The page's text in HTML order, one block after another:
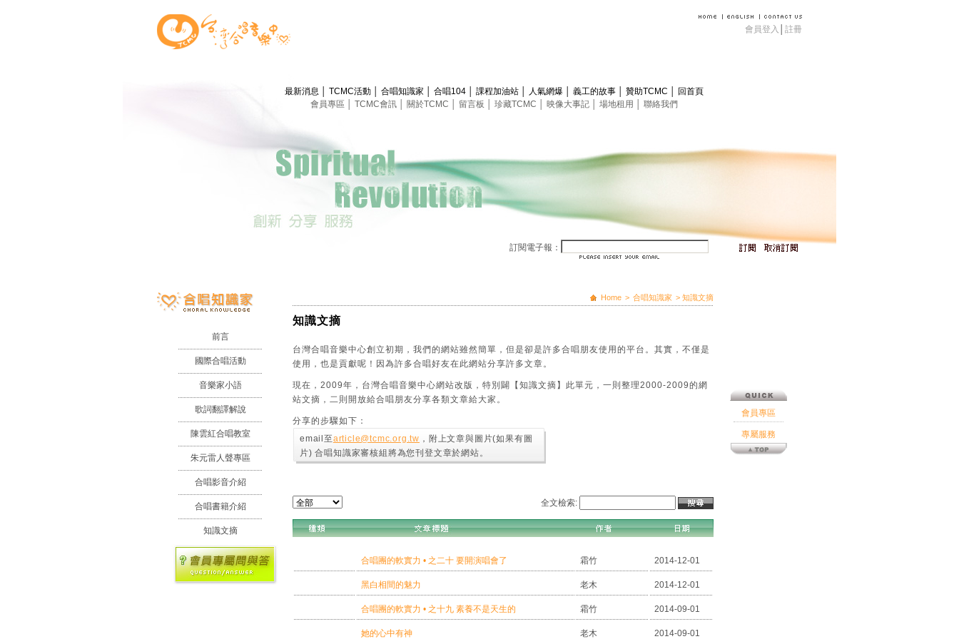
註冊
會員登入
最新消息 TCMC活動 合唱知識家 合唱104 課程加油站 人氣網爆 義工的故事 贊助TCMC
回首頁
會員專區
TCMC會訊 關於TCMC 留言板 珍藏TCMC 映像大事記 場地租用 聯絡我們
訂閱電子報：
前言
國際合唱活動
音樂家小語
歌詞翻譯解說
陳雲紅合唱教室
朱元雷人聲專區
合唱影音介紹
合唱書籍介紹
知識文摘
Home > 合唱知識家 > 知識文摘
知識文摘
台灣合唱音樂中心創立初期，我們的網站雖然簡單，但是卻是許多合唱朋友使用的平台。其實，不僅是
使用，也是貢獻呢！因為許多合唱好友在此網站分享許多文章。
現在，2009年，台灣合唱音樂中心網站改版，特別闢【知識文摘】此單元，一則整理2000-2009的網
站文摘，二則開放給合唱朋友分享各類文章給大家。
分享的步驟如下：
email至article@tcmc.org.tw ，附上文章與圖片(如果有圖
片) 合唱知識家審核組將為您刊登文章於網站。
全文檢索:
合唱團的軟實力 • 之二十 要開演唱會了 霜竹 2014-12-01
黑白相間的魅力 老木 2014-12-01
合唱團的軟實力 • 之十九 素養不是天生的 霜竹 2014-09-01
她的心中有神 老木 2014-09-01
會員專區
專屬服務